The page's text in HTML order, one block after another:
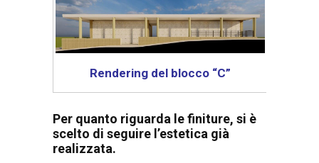
Rendering del blocco “C”
Per quanto riguarda le finiture, si è
scelto di seguire l’estetica già
realizzata.